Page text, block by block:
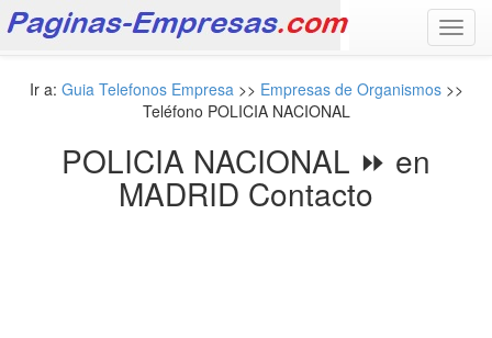
Ir a: Guia Telefonos Empresa>> Empresas de Organismos>>
Teléfono POLICIA NACIONAL
POLICIA NACIONAL ⏩ en
MADRID Contacto